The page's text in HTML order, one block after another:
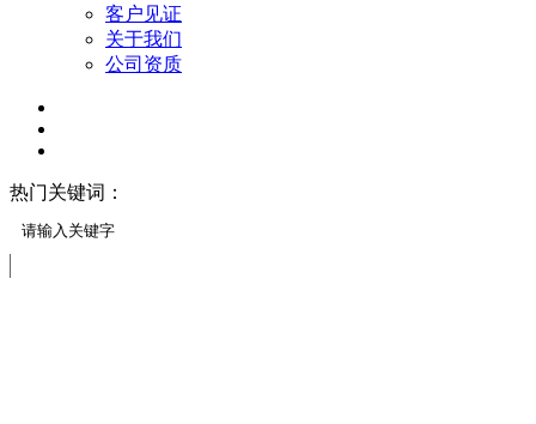
客户见证
关于我们
公司资质
热门关键词：